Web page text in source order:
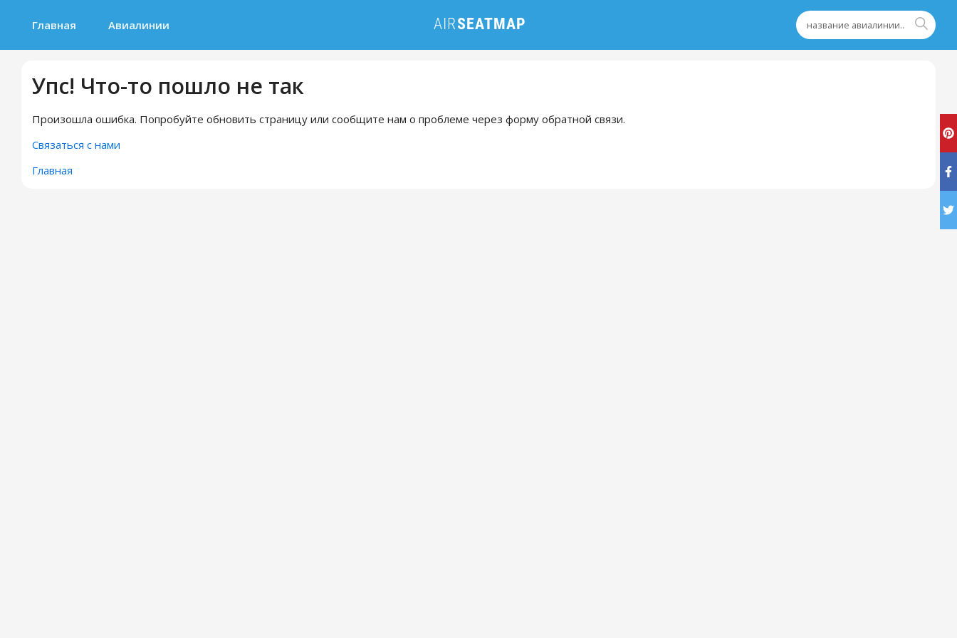
Главная Авиалинии
Упс! Что-то пошло не так
Произошла ошибка. Попробуйте обновить страницу или сообщите нам о проблеме через форму обратной связи.
Связаться с нами
Главная